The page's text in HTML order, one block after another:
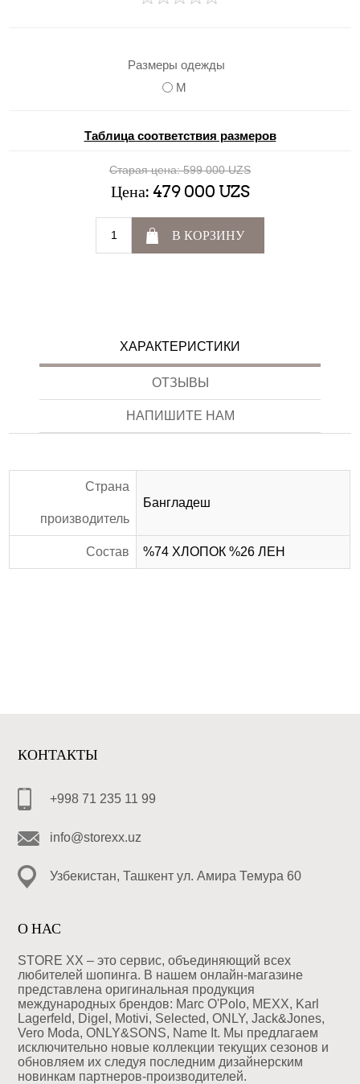
Размеры одежды
M
Таблица соответствия размеров
Старая цена: 599 000 UZS
Цена: 479 000 UZS
В КОРЗИНУ
ХАРАКТЕРИСТИКИ
ОТЗЫВЫ
НАПИШИТЕ НАМ
Страна
производитель
Бангладеш
Состав %74 ХЛОПОК %26 ЛЕН
КОНТАКТЫ
+998 71 235 11 99
info@storexx.uz
Узбекистан, Ташкент ул. Амира Темура 60
О НАС
STORE XX – это сервис, объединяющий всех
любителей шопинга. В нашем онлайн-магазине
представлена оригинальная продукция
международных брендов: Marc O'Polo, MEXX, Karl
Lagerfeld, Digel, Motivi, Selected, ONLY, Jack&Jones,
Vero Moda, ONLY&SONS, Name It. Мы предлагаем
исключительно новые коллекции текущих сезонов и
обновляем их следуя последним дизайнерским
новинкам партнеров-производителей.